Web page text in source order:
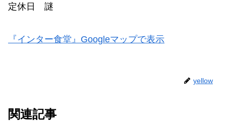
定休日 謎
『インター食堂』Googleマップで表示
yellow
関連記事